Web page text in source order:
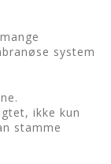
system
ikke kun
stamme